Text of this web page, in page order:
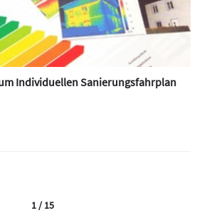
Individuellen Sanierungsfahrplan
1 / 15